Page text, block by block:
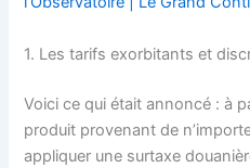
1. Les tarifs exorbitants et
Voici ce qui était annoncé : à
produit provenant de
appliquer une surtaxe